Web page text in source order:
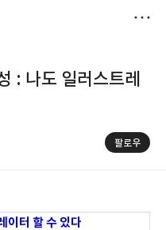
: 나도 일러스트레
팔로우
이터 할 수 있다